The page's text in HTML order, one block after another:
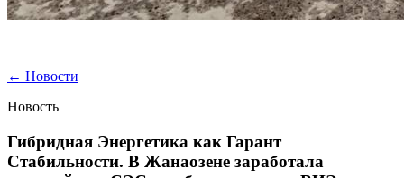
← Новости
Новость
Гибридная Энергетика как Гарант
Стабильности. В Жанаозене заработала